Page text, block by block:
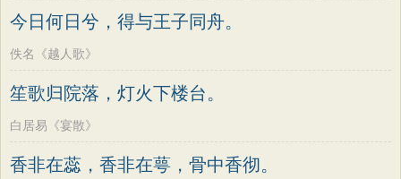
今日何日兮，得与王子同舟。
佚名《越人歌》
笙歌归院落，灯火下楼台。
白居易《宴散》
香非在蕊，香非在萼，骨中香彻。